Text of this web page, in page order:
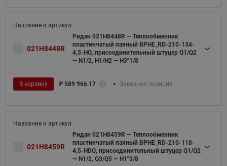
021H8448R
Ридан 021H8448R — Теплообменник
пластинчатый паяный BPHE_RD-210-134-
4,5-HQ, присоединительный штуцер Q1/Q2
— N1/2, H1/H2 — H3"1/8
В корзину ₽ 589 966.17 Заказная позиция
021H8459R
Ридан 021H8459R — Теплообменник
пластинчатый паяный BPHE_RD-210-118-
4,5-HDQ, присоединительный штуцер Q1/Q2
— N1/2, Q3/Q5 — H1"3/8